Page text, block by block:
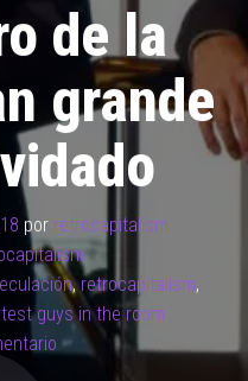
de la
grande
por retrocapitalism
,retrocapitalism,
guys in the room